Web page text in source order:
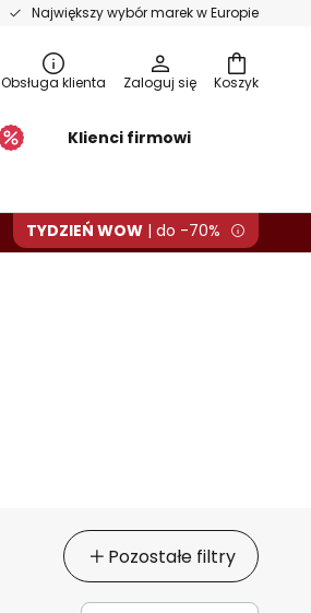
Największy wybór marek w Europie
Koszyk
Obsługa klienta Zaloguj się
Klienci firmowi
TYDZIEŃ WOW | do -70%
Pozostałe filtry